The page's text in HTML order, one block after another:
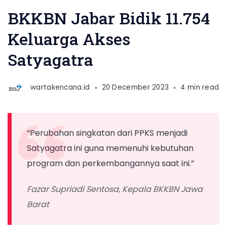
BKKBN Jabar Bidik 11.754
Keluarga Akses
Satyagatra
wartakencana.id 20 December 2023 4 min read
“Perubahan singkatan dari PPKS menjadi
Satyagatra ini guna memenuhi kebutuhan
program dan perkembangannya saat ini.”
Fazar Supriadi Sentosa, Kepala BKKBN Jawa
Barat